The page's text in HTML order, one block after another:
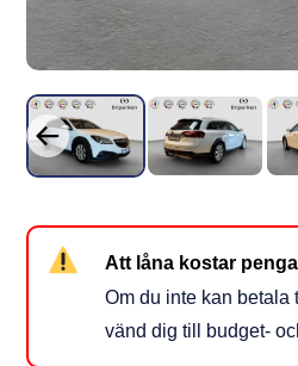
Att låna kostar
Om du inte kan betala
vänd dig till budget‑